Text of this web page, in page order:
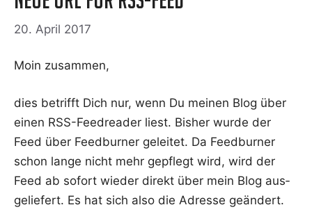
20. April 2017
Moin zusam­men,
dies betrifft Dich nur, wenn Du mei­nen Blog über
einen RSS-Feed­rea­der liest. Bis­her wur­de der
Feed über Feedb­ur­ner gelei­tet. Da Feedb­ur­ner
schon lan­ge nicht mehr gepflegt wird, wird der
Feed ab sofort wie­der direkt über mein Blog aus­
ge­lie­fert. Es hat sich also die Adres­se geändert.